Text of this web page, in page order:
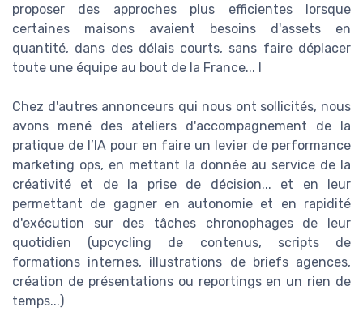
proposer des approches plus efficientes lorsque
certaines maisons avaient besoins d'assets en
quantité, dans des délais courts, sans faire déplacer
toute une équipe au bout de la France... l
Chez d'autres annonceurs qui nous ont sollicités, nous
avons mené des ateliers d'accompagnement de la
pratique de l’IA pour en faire un levier de performance
marketing ops, en mettant la donnée au service de la
créativité et de la prise de décision... et en leur
permettant de gagner en autonomie et en rapidité
d'exécution sur des tâches chronophages de leur
quotidien (upcycling de contenus, scripts de
formations internes, illustrations de briefs agences,
création de présentations ou reportings en un rien de
temps...)